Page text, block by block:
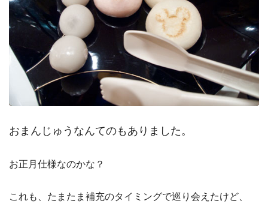
おまんじゅうなんてのもありました。
お正月仕様なのかな？
これも、たまたま補充のタイミングで巡り会えたけど、